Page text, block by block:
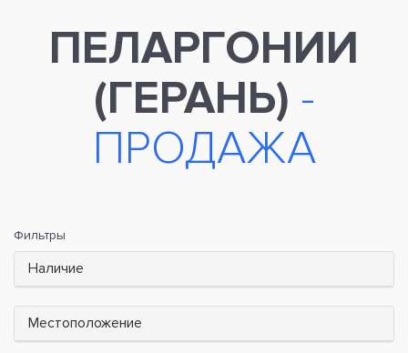
ПЕЛАРГОНИИ
(ГЕРАНЬ) -
ПРОДАЖА
Фильтры
Наличие
Местоположение